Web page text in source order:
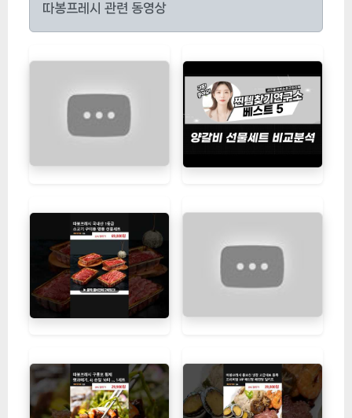
따봉프레시 관련 동영상